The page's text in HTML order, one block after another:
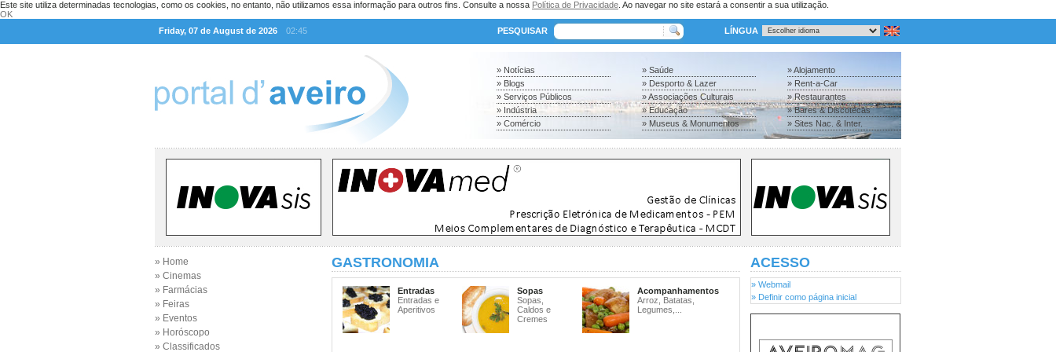
Este site utiliza determinadas tecnologias, como os cookies, no entanto, não utilizamos essa informação para outros fins. Consulte a nossa Política de Privacidade . Ao navegar no site estará a consentir a sua utilização.
OK
Friday, 07 de August de 2026
02:45 PESQUISAR LÍNGUA
» Notícias
» Blogs
» Serviços Públicos
» Indústria
» Comércio
» Saúde
» Desporto & Lazer
» Associações Culturais
» Educação
» Museus & Monumentos
» Alojamento
» Rent-a-Car
» Restaurantes
» Bares & Discotecas
» Sites Nac. & Inter.
» Home
» Cinemas
» Farmácias
» Feiras
» Eventos
» Horóscopo
» Classificados
GASTRONOMIA
Entradas
Entradas e
Aperitivos
Sopas
Sopas,
Caldos e
Cremes
Acompanhamentos
Arroz, Batatas,
Legumes,...
ACESSO
» Webmail
» Definir como página inicial